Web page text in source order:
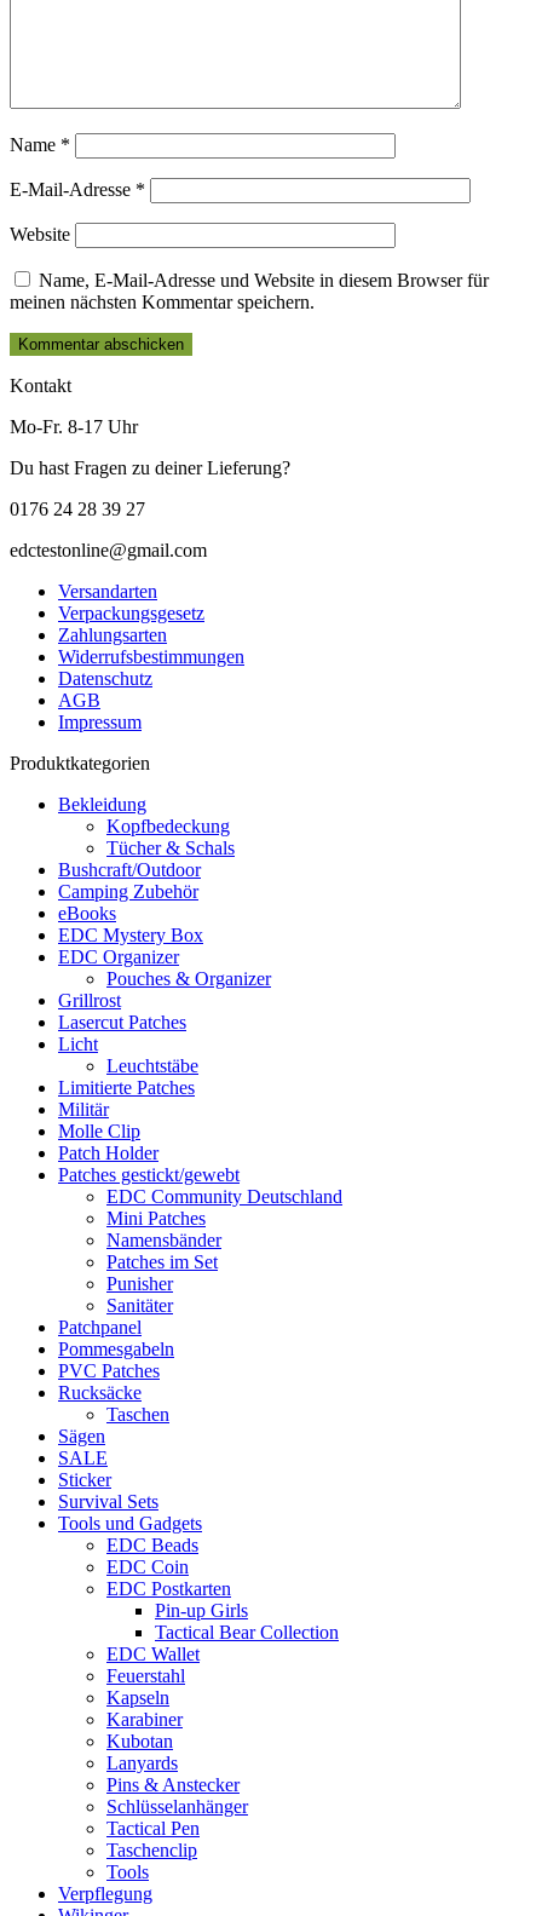
Name *
E-Mail-Adresse *
Website
Name, E-Mail-Adresse und Website in diesem Browser für
meinen nächsten Kommentar speichern.
Kontakt
Mo-Fr. 8-17 Uhr
Du hast Fragen zu deiner Lieferung?
0176 24 28 39 27
edctestonline@gmail.com
Versandarten
Verpackungsgesetz
Zahlungsarten
Widerrufsbestimmungen
Datenschutz
AGB
Impressum
Produktkategorien
Bekleidung
Kopfbedeckung
Tücher & Schals
Bushcraft/Outdoor
Camping Zubehör
eBooks
EDC Mystery Box
EDC Organizer
Pouches & Organizer
Grillrost
Lasercut Patches
Licht
Leuchtstäbe
Limitierte Patches
Militär
Molle Clip
Patch Holder
Patches gestickt/gewebt
EDC Community Deutschland
Mini Patches
Namensbänder
Patches im Set
Punisher
Sanitäter
Patchpanel
Pommesgabeln
PVC Patches
Rucksäcke
Taschen
Sägen
SALE
Sticker
Survival Sets
Tools und Gadgets
EDC Beads
EDC Coin
EDC Postkarten
Pin-up Girls
Tactical Bear Collection
EDC Wallet
Feuerstahl
Kapseln
Karabiner
Kubotan
Lanyards
Pins & Anstecker
Schlüsselanhänger
Tactical Pen
Taschenclip
Tools
Verpflegung